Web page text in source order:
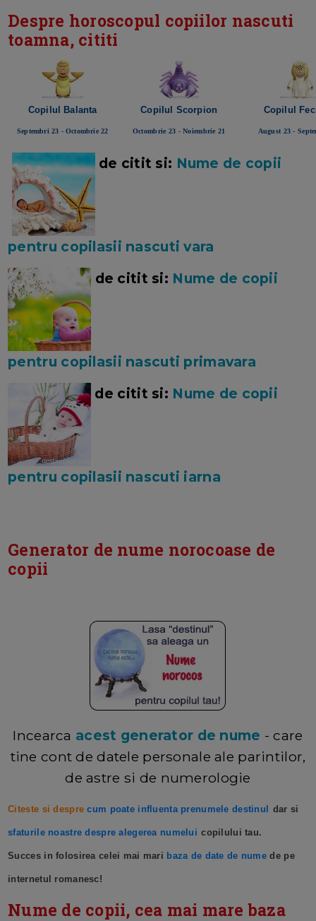
Despre horoscopul copiilor nascuti
toamna, cititi
Copilul Balanta
Septembri 23 - Octombrie 22
Copilul Scorpion
Octombrie 23 - Noiembrie 21
Copilul
August 23 -
de citit si: Nume de copii
pentru copilasii nascuti vara
de citit si: Nume de copii
pentru copilasii nascuti primavara
de citit si: Nume de copii
pentru copilasii nascuti iarna
Generator de nume norocoase de
copii
Incearca acest generator de nume - care
tine cont de datele personale ale parintilor,
de astre si de numerologie
Citeste si desprecum poate influenta prenumele destinul dar si
sfaturile noastre despre alegerea numelui copilului tau.
Succes in folosirea celei mai mari baza de date de numede pe
internetul romanesc!
Nume de copii, cea mai mare baza